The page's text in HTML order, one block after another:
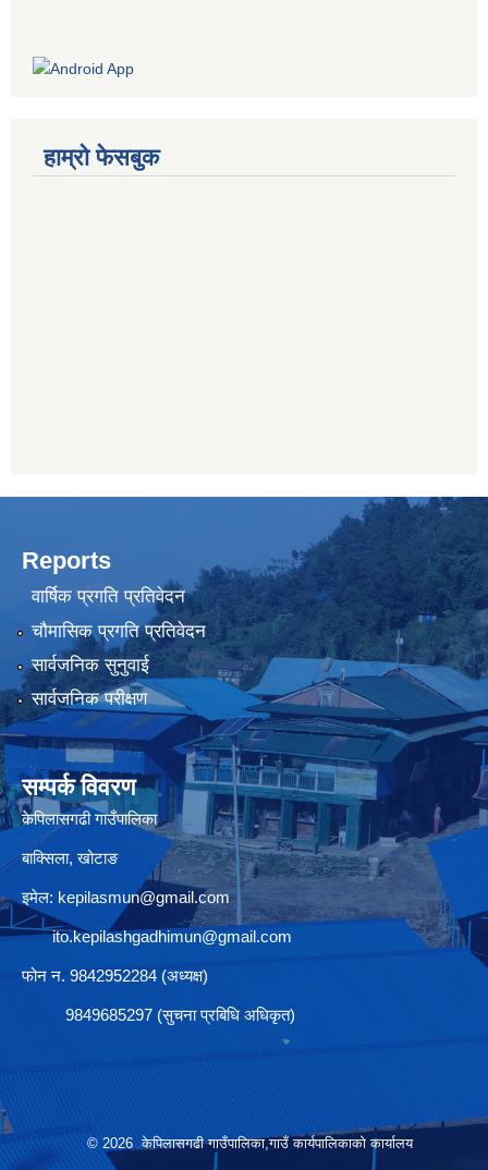
हाम्रो फेसबुक
Reports
वार्षिक प्रगति प्रतिवेदन
चौमासिक प्रगति प्रतिवेदन
सार्वजनिक सुनुवाई
सार्वजनिक परीक्षण
सम्पर्क विवरण
केपिलासगढी गाउँपालिका
बाक्सिला, खोटाङ
इमेल: kepilasmun@gmail.com
ito.kepilashgadhimun@gmail.com
फोन न. 9842952284 (अध्यक्ष)
9849685297 (सुचना प्रबिधि अधिकृत)
© 2026 केपिलासगढी गाउँपालिका,गाउँ कार्यपालिकाको कार्यालय